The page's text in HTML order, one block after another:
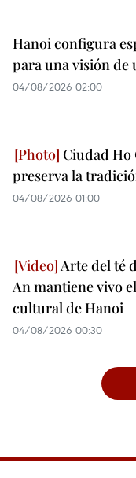
Hanoi configura
para una visión de
04/08/2026 02:00
Ciudad
preserva la
04/08/2026 01:00
Arte del té
An mantiene vivo
cultural de Hanoi
04/08/2026 00:30